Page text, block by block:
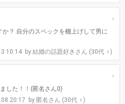
？ 自分のスペックを棚上げして男に
10:14 結婚の話題好きさん (30代 ♀)
した！！(匿名さん0)
20:17 匿名さん (30代 ♀)